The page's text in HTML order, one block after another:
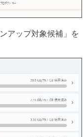
アップ対象候補」を